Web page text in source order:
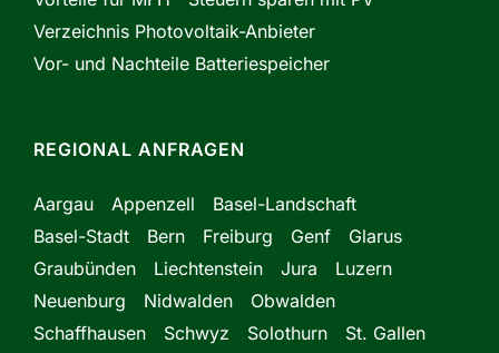
Verzeichnis Photovoltaik-Anbieter
Vor- und Nachteile Batteriespeicher
REGIONAL ANFRAGEN
Aargau Appenzell
Basel-Landschaft
Basel-Stadt
Bern Freiburg Genf
Glarus
Graubünden
Liechtenstein Jura
Luzern
Neuenburg
Nidwalden
Obwalden
Schaffhausen
Schwyz Solothurn St. Gallen